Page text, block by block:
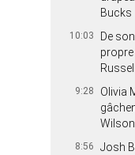
Bucks
10:03
De
propre
9:28
Olivia
Wilson
8:56
Josh